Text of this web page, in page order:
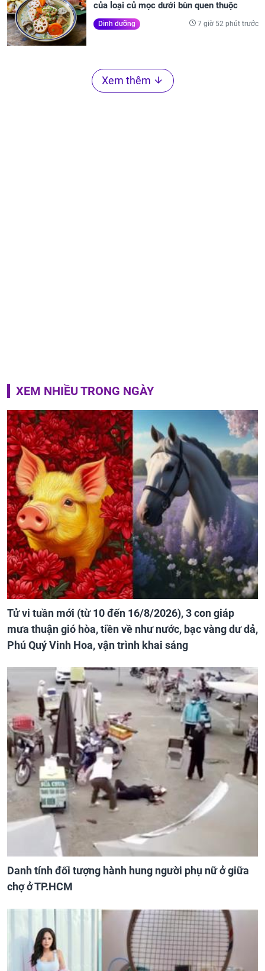
của loại củ mọc dưới bùn quen thuộc
Dinh dưỡng 7 giờ 52 phút trước
Xem thêm
XEM NHIỀU TRONG NGÀY
Tử vi tuần mới (từ 10 đến 16/8/2026), 3 con giáp
mưa thuận gió hòa, tiền về như nước, bạc vàng dư dả,
Phú Quý Vinh Hoa, vận trình khai sáng
Danh tính đối tượng hành hung người phụ nữ ở giữa
chợ ở TP.HCM